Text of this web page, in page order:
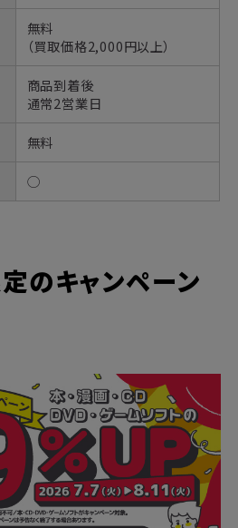
無料
（買取価格2,000円以上）
商品到着後
通常2営業日
無料
◯
のキャンペーン